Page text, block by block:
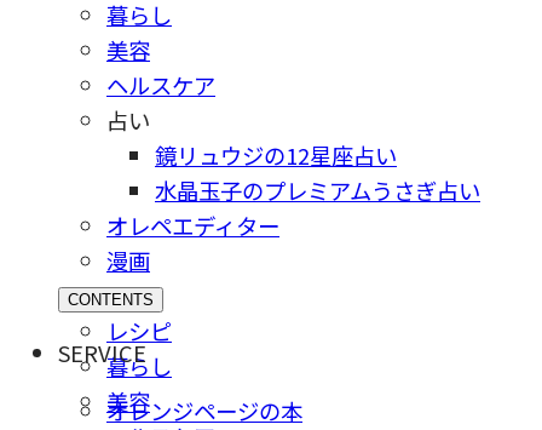
暮らし
美容
ヘルスケア
占い
鏡リュウジの12星座占い
水晶玉子のプレミアムうさぎ占い
オレペエディター
漫画
CONTENTS
レシピ
暮らし
美容
SERVICE
オレンジページの本